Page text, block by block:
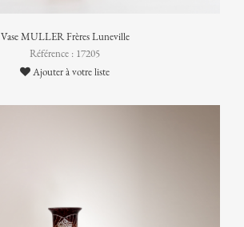
Vase MULLER Frères Luneville
Référence : 17205
Ajouter à votre liste